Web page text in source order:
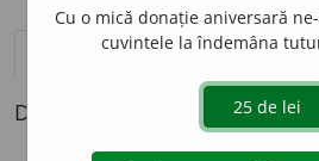
definiții (1) pronunțievolume_up (8)
Definiția cu ID-ul 789565:
Cu o mică donație aniversară
cuvintele la îndemâna